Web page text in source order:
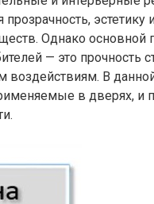
эстетику
Однако основной
— это прочность
воздействиям. В
в дверях, и